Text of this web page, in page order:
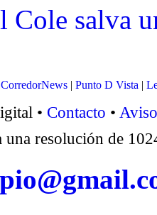
Cole salva
CorredorNews | Punto D Vista |
• Contacto •
una resolución de